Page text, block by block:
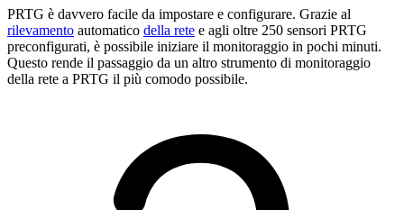
PRTG è davvero facile da impostare e configurare. Grazie al
rilevamento automatico della rete e agli oltre 250 sensori PRTG
preconfigurati, è possibile iniziare il monitoraggio in pochi minuti.
Questo rende il passaggio da un altro strumento di monitoraggio
della rete a PRTG il più comodo possibile.